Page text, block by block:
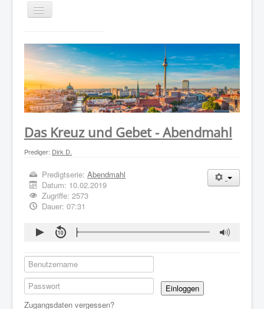
WER WIR SIND
GOTTESDIENST
PREDIGTEN
KONTAKT
Das Kreuz und Gebet - Abendmahl
Prediger: Dirk D.
Predigtserie:Abendmahl
Datum: 10.02.2019
Zugriffe: 2573
Dauer: 07:31
Einloggen
Zugangsdaten vergessen?